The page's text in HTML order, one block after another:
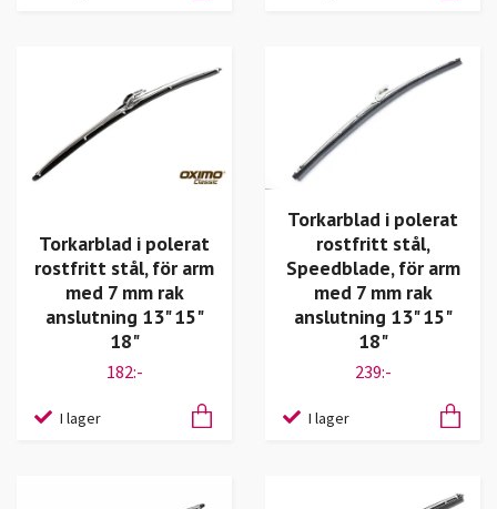
Torkarblad i polerat
rostfritt stål, för arm
med 7 mm rak
anslutning 13" 15"
18"
182:-
I lager
Torkarblad i polerat
rostfritt stål,
Speedblade, för arm
med 7 mm rak
anslutning 13" 15"
18"
239:-
I lager